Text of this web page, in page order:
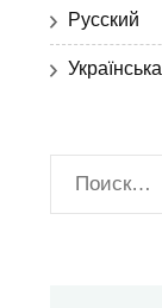
Русский
Українська
Найти: